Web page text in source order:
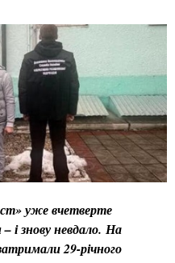
уже вчетверте
і знову невдало. На
29-річного